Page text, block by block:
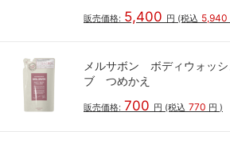
販売価格: 5,400 円 (税込 5,940
メルサボン ボディウォッ
ブ つめかえ
販売価格: 700 円 (税込 770 円 )